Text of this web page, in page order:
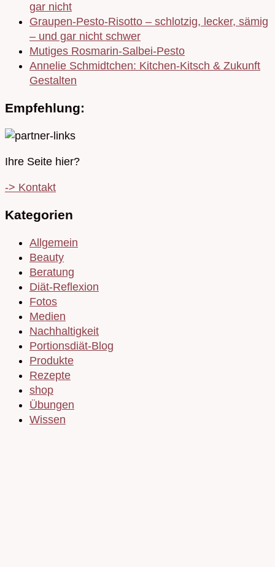
gar nicht
Graupen-Pesto-Risotto – schlotzig, lecker, sämig
– und gar nicht schwer
Mutiges Rosmarin-Salbei-Pesto
Annelie Schmidtchen: Kitchen-Kitsch & Zukunft
Gestalten
Empfehlung:
Ihre Seite hier?
-> Kontakt
Kategorien
Allgemein
Beauty
Beratung
Diät-Reflexion
Fotos
Medien
Nachhaltigkeit
Portionsdiät-Blog
Produkte
Rezepte
shop
Übungen
Wissen